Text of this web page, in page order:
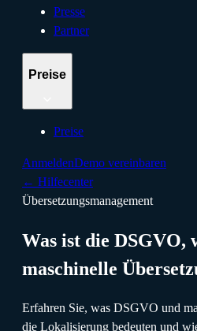
Presse
Partner
Preise
Preise
AnmeldenDemo vereinbaren
← Hilfecenter
Übersetzungsmanagement
Was ist die DSGVO,
maschinelle
Erfahren Sie, was DSGVO und
die Lokalisierung bedeuten und